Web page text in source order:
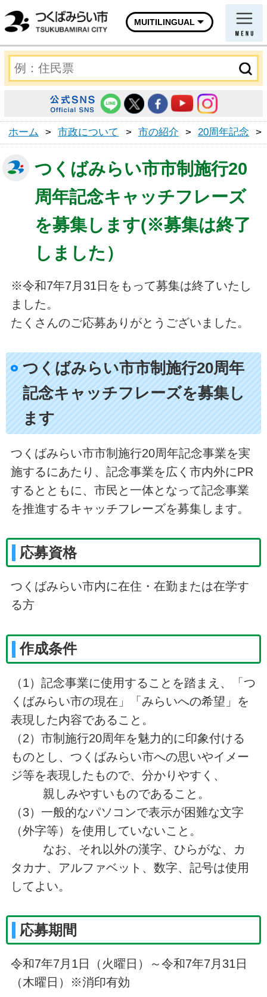
MUITILINGUAL
ホーム > 市政について > 市の紹介 > 20周年記念 >
つくばみらい市市制施行20
周年記念キャッチフレーズ
を募集します(※募集は終了
しました）
※令和7年7月31日をもって募集は終了いたし
ました。
たくさんのご応募ありがとうございました。
つくばみらい市市制施行20周年
記念キャッチフレーズを募集し
ます
つくばみらい市市制施行20周年記念事業を実
施するにあたり、記念事業を広く市内外にPR
するとともに、市民と一体となって記念事業
を推進するキャッチフレーズを募集します。
応募資格
つくばみらい市内に在住・在勤または在学す
る方
作成条件
（1）記念事業に使用することを踏まえ、「つ
くばみらい市の現在」「みらいへの希望」を
表現した内容であること。
（2）市制施行20周年を魅力的に印象付ける
ものとし、つくばみらい市への思いやイメー
ジ等を表現したもので、分かりやすく、
親しみやすいものであること。
（3）一般的なパソコンで表示が困難な文字
（外字等）を使用していないこと。
なお、それ以外の漢字、ひらがな、カ
タカナ、アルファベット、数字、記号は使用
してよい。
応募期間
令和7年7月1日（火曜日）～令和7年7月31日
（木曜日）※消印有効